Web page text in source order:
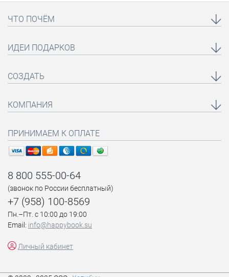
ЧТО ПОЧЁМ
ИДЕИ ПОДАРКОВ
СОЗДАТЬ
КОМПАНИЯ
ПРИНИМАЕМ К ОПЛАТЕ
8 800 555-00-64
(звонок по России бесплатный)
+7 (958) 100-8569
Пн.–Пт. с 10:00 до 19:00
Email: info@happybook.su
Личный кабинет